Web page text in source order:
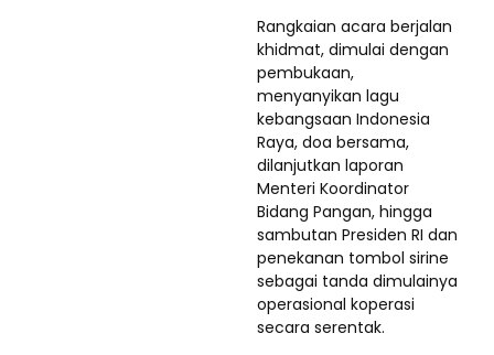
Rangkaian acara berjalan
khidmat, dimulai dengan
pembukaan,
menyanyikan lagu
kebangsaan Indonesia
Raya, doa bersama,
dilanjutkan laporan
Menteri Koordinator
Bidang Pangan, hingga
sambutan Presiden RI dan
penekanan tombol sirine
sebagai tanda dimulainya
operasional koperasi
secara serentak.